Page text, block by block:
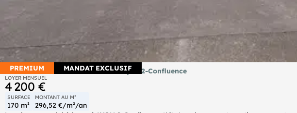
PREMIUM MANDAT EXCLUSIF
Local commercial 170m² à louer à Lyon 2-Confluence
LOYER MENSUEL
4 200 €
SURFACE
170 m²
MONTANT AU M²
296,52 €/m²/an